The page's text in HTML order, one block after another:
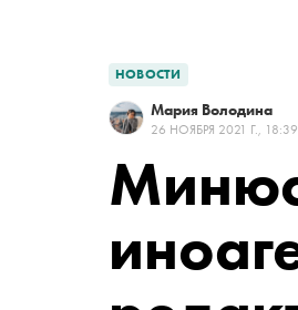
НОВОСТИ
Мария Володина
26 НОЯБРЯ 2021 Г., 18:39